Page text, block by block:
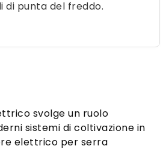
di punta del freddo.
svolge un ruolo
sistemi di coltivazione in
elettrico per serra